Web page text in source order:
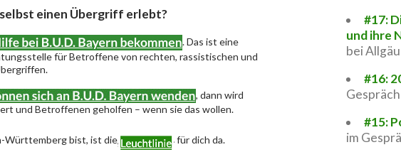
einen Übergriff erlebt?
. Das ist eine
für Betroffene von rechten, rassistischen und
, dann wird
und Betroffenen geholfen – wenn sie das wollen.
Württemberg bist, ist die für dich da.
#17:
und ihre
bei
#16:
#15:
im